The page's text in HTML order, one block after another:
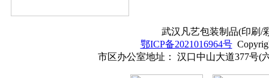
武汉凡艺包装制品(印刷/
鄂ICP备2021016964号
市区办公室地址： 汉口中山大道377号